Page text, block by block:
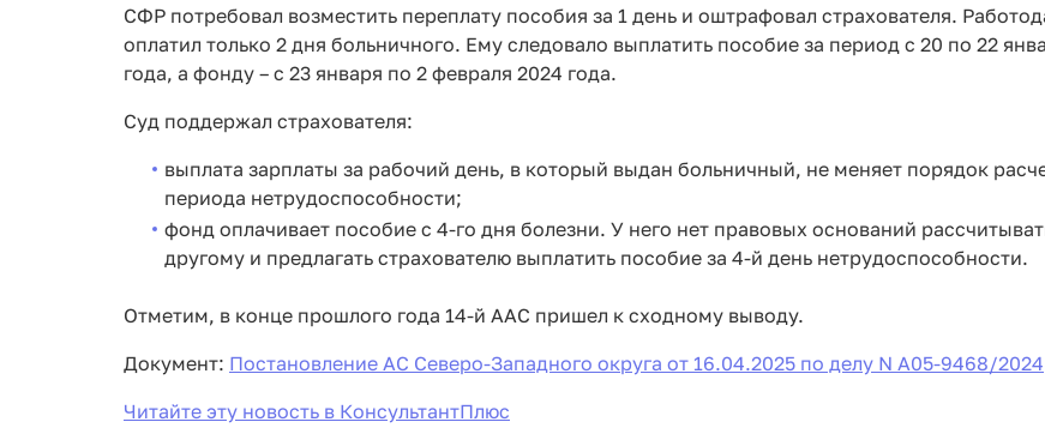
СФР потребовал возместить переплату пособия за 1 день и оштрафовал страхователя.
оплатил только 2 дня больничного. Ему следовало выплатить пособие за период с 20 по 22
года, а фонду – с 23 января по 2 февраля 2024 года.
Суд поддержал страхователя:
выплата зарплаты за рабочий день, в который выдан больничный, не меняет порядок
периода нетрудоспособности;
фонд оплачивает пособие с 4-го дня болезни. У него нет правовых оснований
другому и предлагать страхователю выплатить пособие за 4-й день нетрудоспособности.
Отметим, в конце прошлого года 14-й ААС пришел к сходному выводу.
Документ: Постановление АС Северо-Западного округа от 16.04.2025 по делу N А05-9468/2024
Читайте эту новость в КонсультантПлюс